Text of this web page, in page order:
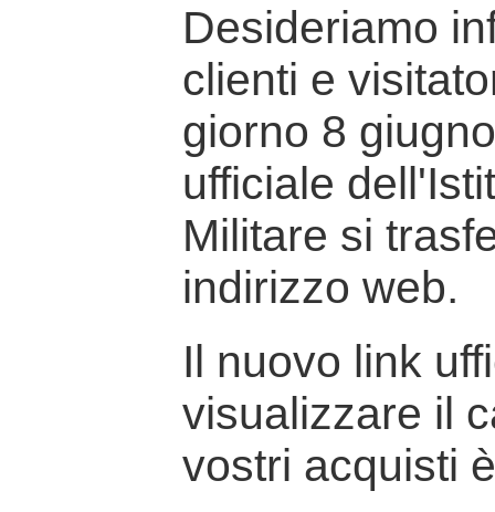
Desideriamo
clienti e
giorno 8
ufficiale
Militare si
indirizzo web.
Il nuovo link
visualizzare il
vostri acquisti